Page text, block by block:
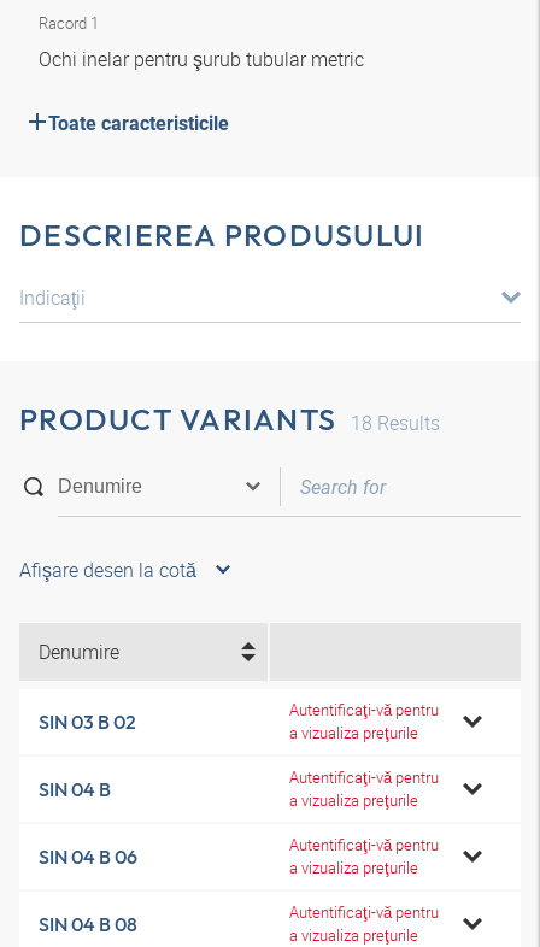
Racord 1
Ochi inelar pentru şurub tubular metric
Toate caracteristicile
DESCRIEREA PRODUSULUI
Indicaţii
PRODUCT VARIANTS 18 Results
Afişare desen la cotă
Denumire
SIN 03 B 02
Autentificaţi-vă pentru
a vizualiza preţurile
SIN 04 B
Autentificaţi-vă pentru
a vizualiza preţurile
SIN 04 B 06
Autentificaţi-vă pentru
a vizualiza preţurile
SIN 04 B 08
Autentificaţi-vă pentru
a vizualiza preţurile